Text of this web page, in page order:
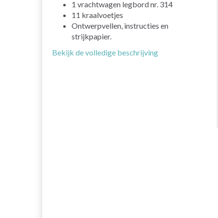
1 vrachtwagen legbord nr. 314
11 kraalvoetjes
Ontwerpvellen, instructies en
strijkpapier.
Bekijk de volledige beschrijving